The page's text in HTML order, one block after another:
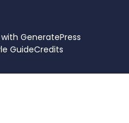
GeneratePress
GuideCredits